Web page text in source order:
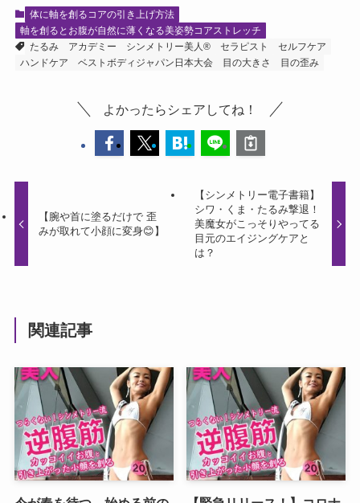
体に軸を創るコアの引き上げ方法
軸を創るとお腹が自然に薄くなる美姿勢コアストレッチ
たるみ
アカデミー シンメトリー美人® セラピスト
セルフケア
ハンドケア
ベストボディジャパン日本大会 目の大きさ 目の歪み
よかったらシェアしてね！
【腕や首に塗るだけで 歪
みが取れて小顔に変身😊】
【シンメトリー電子書籍】
シワ・くま・たるみ撃退！
美魔女がこっそりやってる
目元のエイジングケアと
は？
関連記事